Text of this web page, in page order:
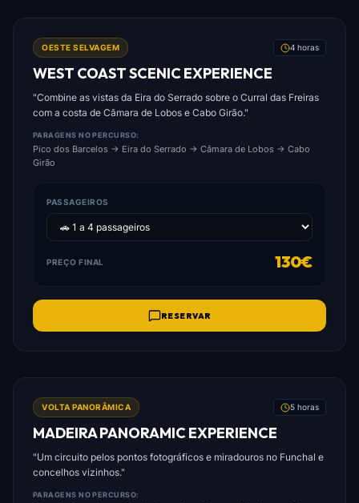
OESTE SELVAGEM
4 horas
WEST COAST SCENIC EXPERIENCE
"Combine as vistas da Eira do Serrado sobre o Curral das Freiras
com a costa de Câmara de Lobos e Cabo Girão."
PARAGENS NO PERCURSO:
Pico dos Barcelos → Eira do Serrado → Câmara de Lobos → Cabo
Girão
PASSAGEIROS
PREÇO FINAL 130€
RESERVAR
VOLTA PANORÂMICA
5 horas
MADEIRA PANORAMIC EXPERIENCE
"Um circuito pelos pontos fotográficos e miradouros no Funchal e
concelhos vizinhos."
PARAGENS NO PERCURSO: